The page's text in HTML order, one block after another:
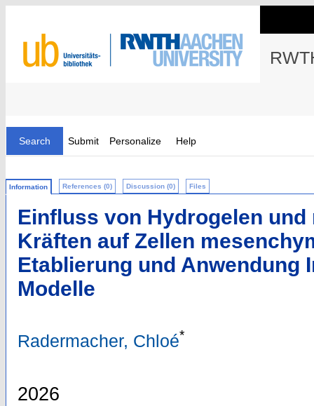
Search Submit Personalize Help
Information References (0) Discussion (0) Files
Einfluss von Hydrogelen
Kräften auf Zellen
Etablierung und Anwendung
Modelle
Radermacher, Chloé*
2026